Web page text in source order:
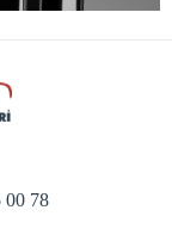
00 78